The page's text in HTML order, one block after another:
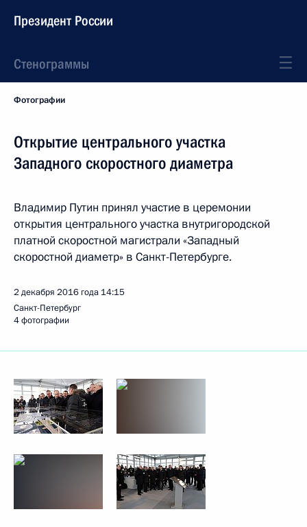
Президент России
Стенограммы
Фотографии
Открытие центрального участка
Западного скоростного диаметра
Владимир Путин принял участие в церемонии
открытия центрального участка внутригородской
платной скоростной магистрали «Западный
скоростной диаметр» в Санкт-Петербурге.
2 декабря 2016 года 14:15
Санкт-Петербург
4 фотографии